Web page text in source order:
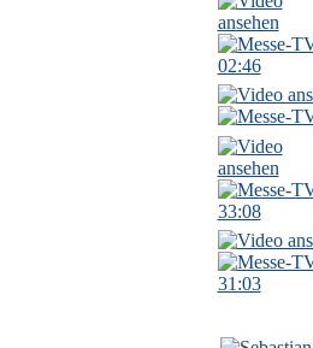
02:46
33:08
31:03